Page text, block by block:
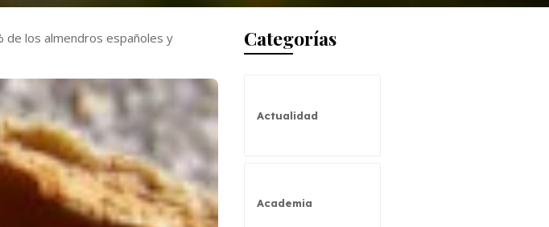
de los almendros españoles y
Categorías
Actualidad
Academia